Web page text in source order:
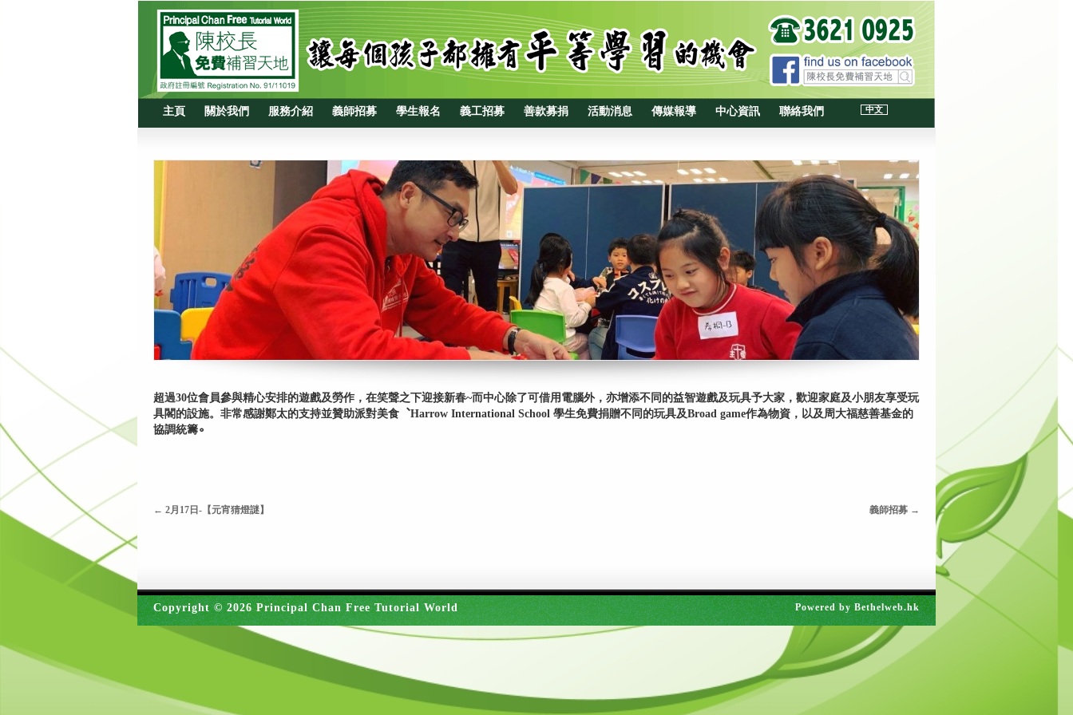
中文
主頁 關於我們 服務介紹 義師招募 學生報名 義工招募 善款募捐 活動消息 傳媒報導 中心資訊 聯絡我們
超過30位會員參與精心安排的遊戲及勞作，在笑聲之下迎接新春~而中心除了可借用電腦外，亦增添不同的益智遊戲及玩具予大家，歡迎家庭及小朋友享受玩
具閣的設施。非常感謝鄭太的支持並贊助派對美食︑Harrow International School 學生免費捐贈不同的玩具及Broad game作為物資，以及周大福慈善基金的
協調統籌∘
← 2月17日-【元宵猜燈謎】 義師招募 →
Copyright © 2026 Principal Chan Free Tutorial World Powered byBethelweb.hk